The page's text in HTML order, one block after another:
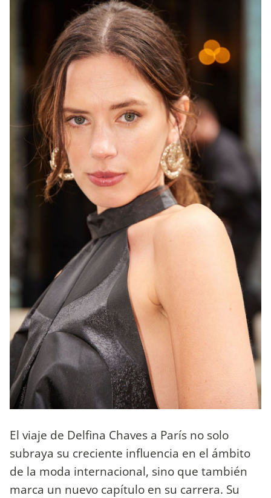
El viaje de Delfina Chaves a París no solo
subraya su creciente influencia en el ámbito
de la moda internacional, sino que también
marca un nuevo capítulo en su carrera. Su